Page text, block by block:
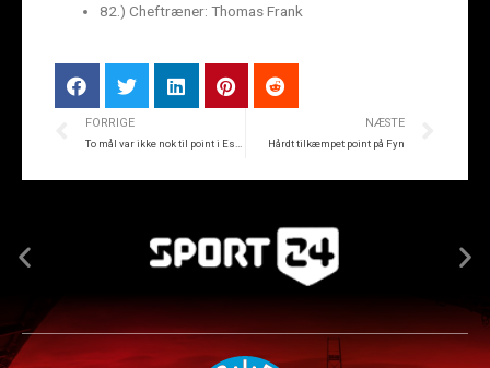
82.) Cheftræner: Thomas Frank
FORRIGE
To mål var ikke nok til point i Esbjerg
NÆSTE
Hårdt tilkæmpet point på Fyn